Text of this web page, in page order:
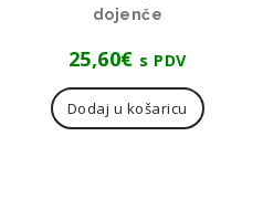
dojenče
25,60€ s PDV
Dodaj u košaricu